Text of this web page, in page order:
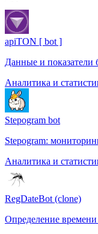
apiTON [ bot ]
Данные и показатели
Аналитика и
Stepogram bot
Stepogram:
Аналитика и
RegDateBot (clone)
Определение времени